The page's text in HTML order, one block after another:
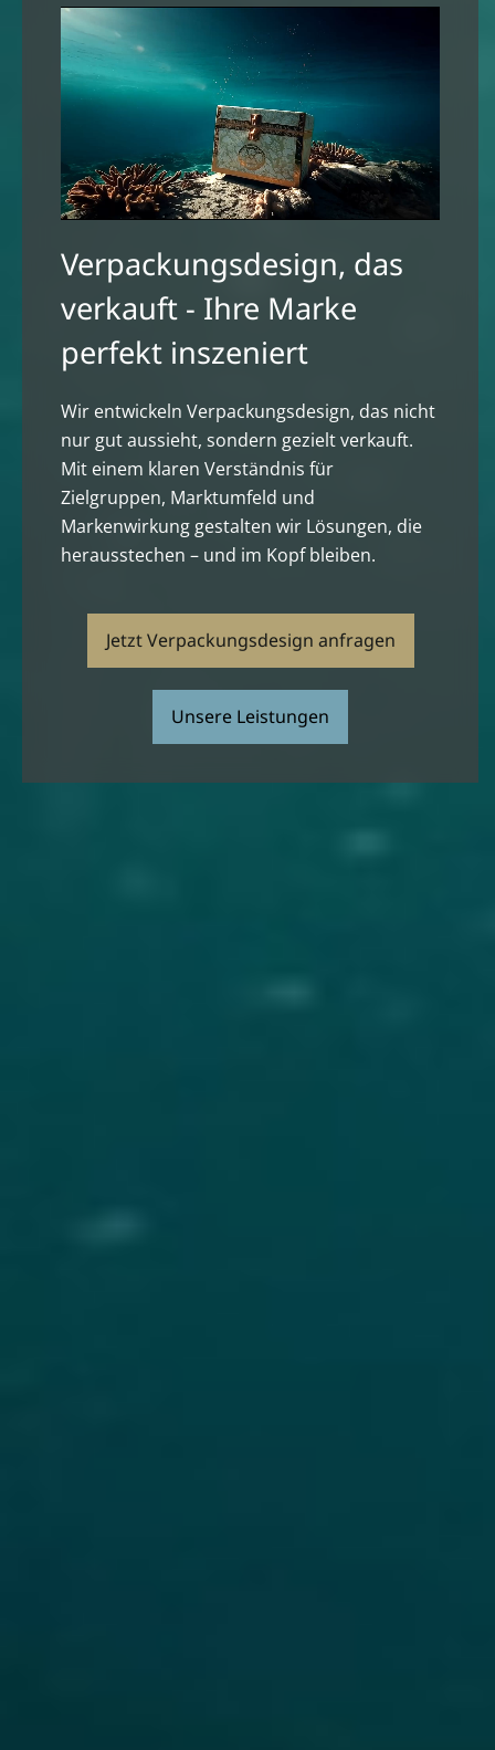
Verpackungsdesign, das
verkauft - Ihre Marke
perfekt inszeniert
Wir entwickeln Verpackungsdesign, das nicht
nur gut aussieht, sondern gezielt verkauft.
Mit einem klaren Verständnis für
Zielgruppen, Marktumfeld und
Markenwirkung gestalten wir Lösungen, die
herausstechen – und im Kopf bleiben.
Jetzt Verpackungsdesign anfragen
Unsere Leistungen